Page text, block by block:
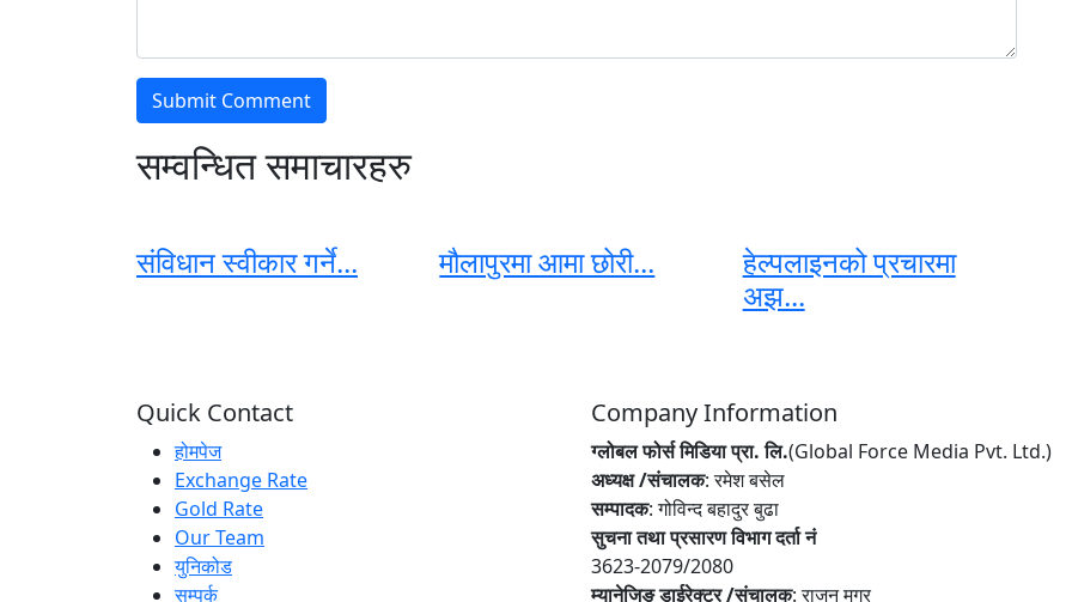
सम्वन्धित समाचारहरु
संविधान स्वीकार गर्ने... मौलापुरमा आमा छोरी...
हेल्पलाइनको प्रचारमा
अझ...
Quick Contact
होमपेज
Exchange Rate
Gold Rate
Our Team
युनिकोड
सम्पर्क
Company Information
ग्लोबल फोर्स मिडिया प्रा. लि.(Global Force Media Pvt. Ltd.)
अध्यक्ष /संचालक: रमेश बसेल
सम्पादक: गोविन्द बहादुर बुढा
सुचना तथा प्रसारण विभाग दर्ता नं
3623-2079/2080
म्यानेजिङ डाईरेक्टर /संचालक: राजन मगर